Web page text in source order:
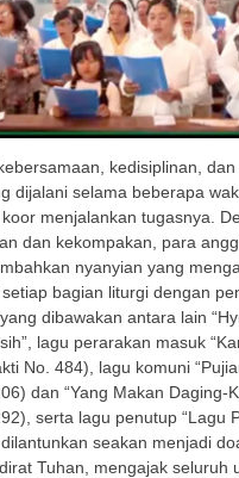
kedisiplinan,
dijalani selama beberapa
menjalankan tugasnya.
dan kekompakan, para
nyanyian yang
bagian liturgi dengan
dibawakan antara lain
lagu perarakan masuk
No. 484), lagu komuni
dan “Yang Makan Daging-
serta lagu penutup “Lagu
seakan menjadi
Tuhan, mengajak seluruh